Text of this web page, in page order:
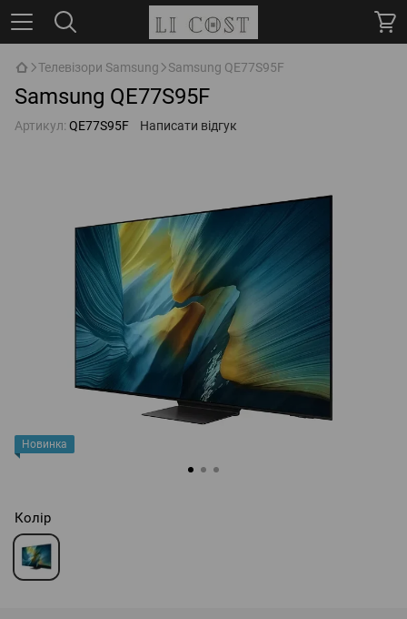
Телевізори Samsung Samsung QE77S95F
Samsung QE77S95F
Артикул: QE77S95F Написати відгук
Новинка
Колір